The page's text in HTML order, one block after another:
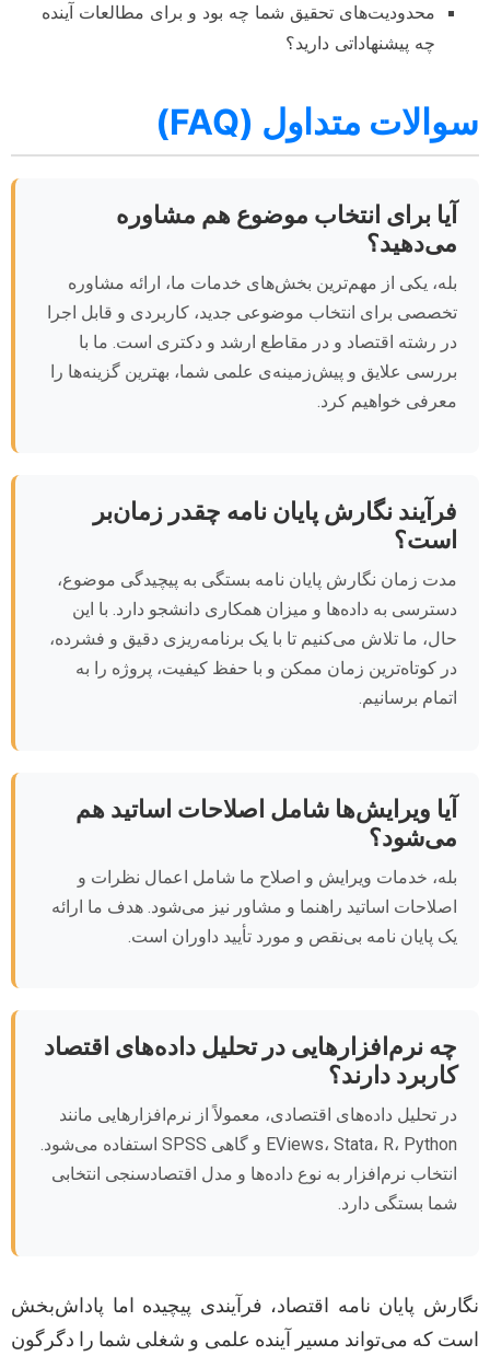
محدودیت‌های تحقیق شما چه بود و برای مطالعات آینده
چه پیشنهاداتی دارید؟
سوالات متداول (FAQ)
آیا برای انتخاب موضوع هم مشاوره
می‌دهید؟
بله، یکی از مهم‌ترین بخش‌های خدمات ما، ارائه مشاوره
تخصصی برای انتخاب موضوعی جدید، کاربردی و قابل اجرا
در رشته اقتصاد و در مقاطع ارشد و دکتری است. ما با
بررسی علایق و پیش‌زمینه‌ی علمی شما، بهترین گزینه‌ها را
معرفی خواهیم کرد.
فرآیند نگارش پایان نامه چقدر زمان‌بر
است؟
مدت زمان نگارش پایان نامه بستگی به پیچیدگی موضوع،
دسترسی به داده‌ها و میزان همکاری دانشجو دارد. با این
حال، ما تلاش می‌کنیم تا با یک برنامه‌ریزی دقیق و فشرده،
در کوتاه‌ترین زمان ممکن و با حفظ کیفیت، پروژه را به
اتمام برسانیم.
آیا ویرایش‌ها شامل اصلاحات اساتید هم
می‌شود؟
بله، خدمات ویرایش و اصلاح ما شامل اعمال نظرات و
اصلاحات اساتید راهنما و مشاور نیز می‌شود. هدف ما ارائه
یک پایان نامه بی‌نقص و مورد تأیید داوران است.
چه نرم‌افزارهایی در تحلیل داده‌های اقتصاد
کاربرد دارند؟
در تحلیل داده‌های اقتصادی، معمولاً از نرم‌افزارهایی مانند
EViews، Stata، R، Python و گاهی SPSS استفاده می‌شود.
انتخاب نرم‌افزار به نوع داده‌ها و مدل اقتصادسنجی انتخابی
شما بستگی دارد.
نگارش پایان نامه اقتصاد، فرآیندی پیچیده اما پاداش‌بخش
است که می‌تواند مسیر آینده علمی و شغلی شما را دگرگون